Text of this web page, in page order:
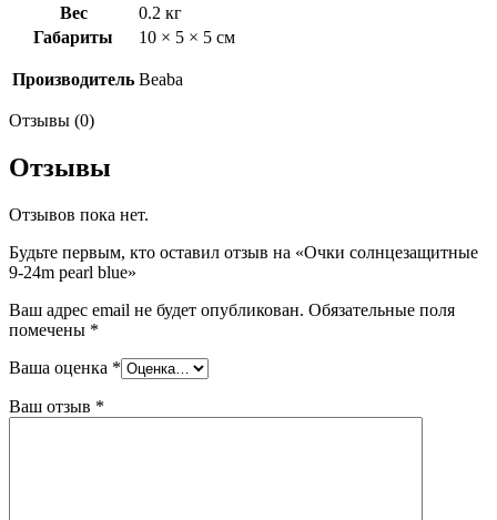
Вес
0.2 кг
Габариты
10 × 5 × 5 см
Производитель Beaba
Отзывы (0)
Отзывы
Отзывов пока нет.
Будьте первым, кто оставил отзыв на «Очки солнцезащитные
9-24m pearl blue»
Ваш адрес email не будет опубликован. Обязательные поля
помечены *
Ваша оценка *
Ваш отзыв *